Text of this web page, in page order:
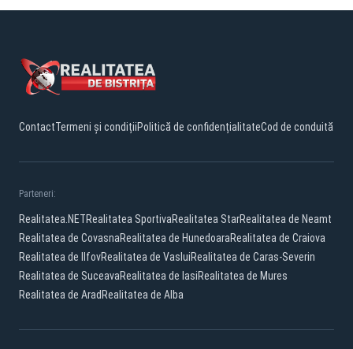
ContactTermeni și condițiiPolitică de confidențialitateCod de conduită
Parteneri:
Realitatea.NETRealitatea SportivaRealitatea StarRealitatea de Neamt
Realitatea de CovasnaRealitatea de HunedoaraRealitatea de Craiova
Realitatea de IlfovRealitatea de VasluiRealitatea de Caras-Severin
Realitatea de SuceavaRealitatea de IasiRealitatea de Mures
Realitatea de Arad Realitatea de Alba